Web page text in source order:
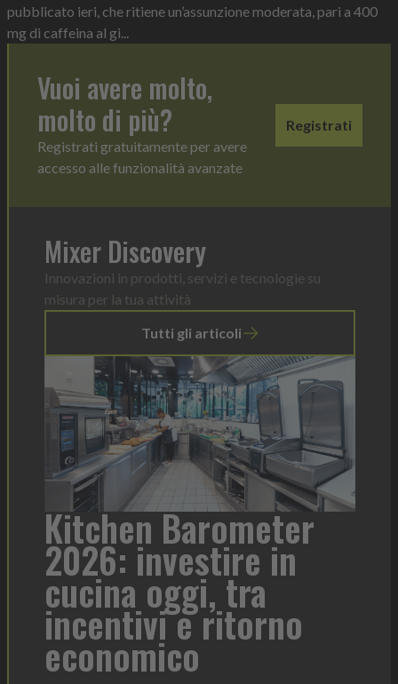
pubblicato ieri, che ritiene un’assunzione moderata, pari a 400
mg di caffeina al gi...
Vuoi avere molto,
molto di più?
Registrati gratuitamente per avere
accesso alle funzionalità avanzate
Registrati
Mixer Discovery
Innovazioni in prodotti, servizi e tecnologie su
misura per la tua attività
Tutti gli articoli
Kitchen Barometer
2026: investire in
cucina oggi, tra
incentivi e ritorno
economico